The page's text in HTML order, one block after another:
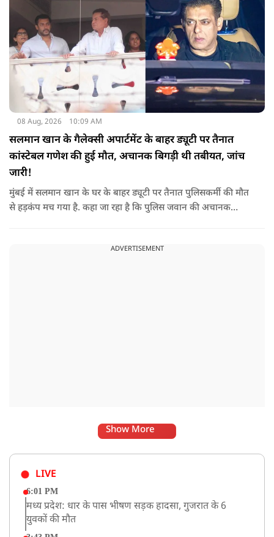
08 Aug, 2026 10:09 AM
सलमान खान के गैलेक्सी अपार्टमेंट के बाहर ड्यूटी पर तैनात
कांस्टेबल गणेश की हुई मौत, अचानक बिगड़ी थी तबीयत, जांच
जारी!
मुंबई में सलमान खान के घर के बाहर ड्यूटी पर तैनात पुलिसकर्मी की मौत
से हड़कंप मच गया है. कहा जा रहा है कि पुलिस जवान की अचानक
ADVERTISEMENT
Show More
LIVE
6:01 PM
मध्य प्रदेश: धार के पास भीषण सड़क हादसा, गुजरात के 6
युवकों की मौत